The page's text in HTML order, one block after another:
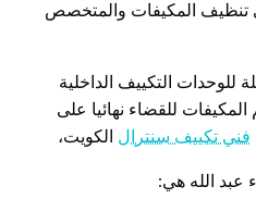
المكيفات والمتخصص
للوحدات التكييف الداخلية
المكيفات للقضاء نهائيا على
فني تكييف سنترال الكويت،
عبد الله هي: